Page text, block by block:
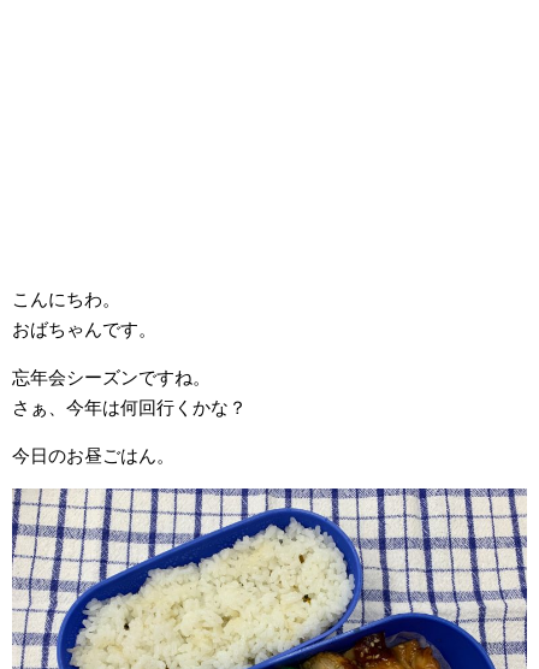
こんにちわ。
おばちゃんです。
忘年会シーズンですね。
さぁ、今年は何回行くかな？
今日のお昼ごはん。